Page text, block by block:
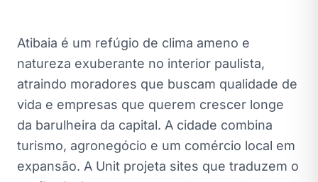
Atibaia é um refúgio de clima ameno e
natureza exuberante no interior paulista,
atraindo moradores que buscam qualidade de
vida e empresas que querem crescer longe
da barulheira da capital. A cidade combina
turismo, agronegócio e um comércio local em
expansão. A Unit projeta sites que traduzem o